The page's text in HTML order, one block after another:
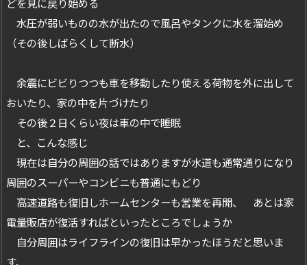
水圧が弱いものの水が出たので風呂やタンクに水を溜始め
（その後しばらくして断水）
余震にビビりつつも車を移動したり使える荷物を外に出して
おいたり、家の中を片づけたり
その後２日くらい夜は車の中で睡眠
と、こんな感じ
現在は自分の周囲の話ではありますが水道も通常通りになり
周囲のスーパーやコンビニも普通にもどり
高速道路も復旧しホームセンターも営業を再開、 あとは家
電量販店が復活すればといったところでしょうか
自分周囲はライフラインの復旧は早かったほうだと思いま
す、